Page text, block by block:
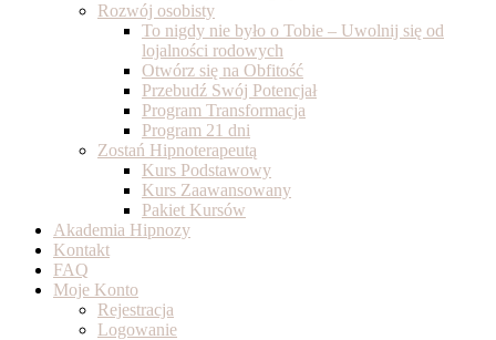
Rozwój osobisty
To nigdy nie było o Tobie – Uwolnij się od
lojalności rodowych
Otwórz się na Obfitość
Przebudź Swój Potencjał
Program Transformacja
Program 21 dni
Zostań Hipnoterapeutą
Kurs Podstawowy
Kurs Zaawansowany
Pakiet Kursów
Akademia Hipnozy
Kontakt
FAQ
Moje Konto
Rejestracja
Logowanie